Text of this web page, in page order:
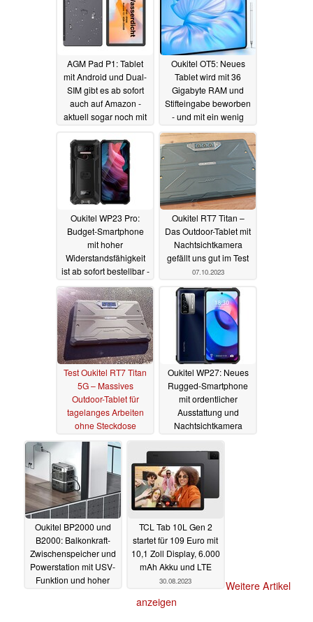
AGM Pad P1: Tablet
mit Android und Dual-
SIM gibt es ab sofort
auch auf Amazon -
aktuell sogar noch mit
Oukitel OT5: Neues
Tablet wird mit 36
Gigabyte RAM und
Stifteingabe beworben
- und mit ein wenig
Etikettenschwindel
05.11.2023
Oukitel WP23 Pro:
Budget-Smartphone
mit hoher
Widerstandsfähigkeit
ist ab sofort bestellbar -
mit NFC und Dual-SIM
16.10.2023
Oukitel RT7 Titan –
Das Outdoor-Tablet mit
Nachtsichtkamera
gefällt uns gut im Test
07.10.2023
Test Oukitel RT7 Titan
5G – Massives
Outdoor-Tablet für
tagelanges Arbeiten
ohne Steckdose
04.10.2023
Oukitel WP27: Neues
Rugged-Smartphone
mit ordentlicher
Ausstattung und
Nachtsichtkamera
Oukitel BP2000 und
B2000: Balkonkraft-
Zwischenspeicher und
Powerstation mit USV-
Funktion und hoher
TCL Tab 10L Gen 2
startet für 109 Euro mit
10,1 Zoll Display, 6.000
mAh Akku und LTE
30.08.2023
Weitere Artikel
anzeigen